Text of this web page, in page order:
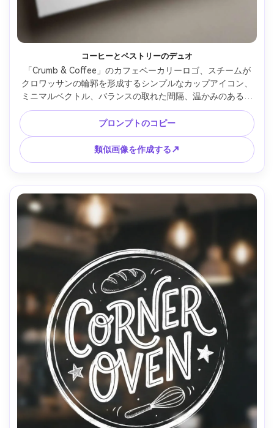
コーヒーとペストリーのデュオ
「Crumb & Coffee」のカフェベーカリーロゴ、スチームが
クロワッサンの輪郭を形成するシンプルなカップアイコン、
ミニマルベクトル、バランスの取れた間隔、温かみのあるブ
ラウンとクリーム色、モダンな丸みを帯びたsansフォント、
白を中心としたすっきりとしたフラットなグラフィックデザ
イン、85mmレンズ、浅い被写界深度、柔らかいシネマティ
ックライティング --ar 4:5
プロンプトのコピー
類似画像を作成する↗